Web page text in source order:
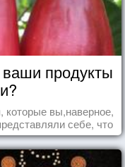
продукты
которые вы,наверное,
себе, что